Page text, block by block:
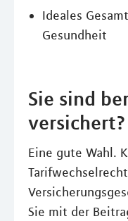
Ideales
Gesundheit
Sie sind
versichert?
Eine gute Wahl.
Sie mit der